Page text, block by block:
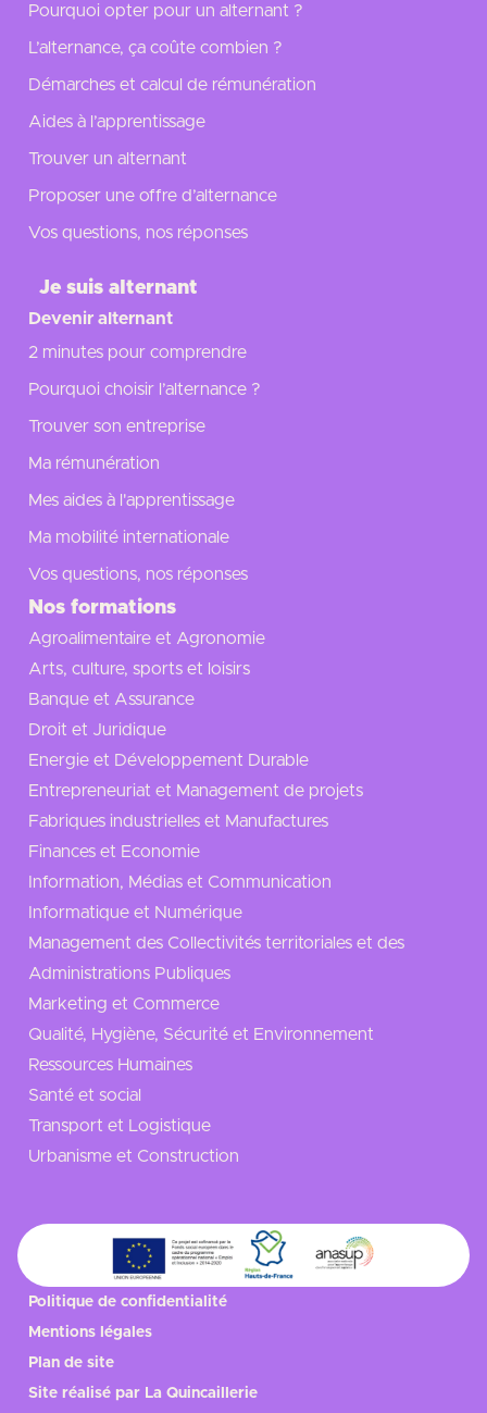
Pourquoi opter pour un alternant ?
L’alternance, ça coûte combien ?
Démarches et calcul de rémunération
Aides à l’apprentissage
Trouver un alternant
Proposer une offre d’alternance
Vos questions, nos réponses
Je suis alternant
Devenir alternant
2 minutes pour comprendre
Pourquoi choisir l’alternance ?
Trouver son entreprise
Ma rémunération
Mes aides à l'apprentissage
Ma mobilité internationale
Vos questions, nos réponses
Nos formations
Agroalimentaire et Agronomie
Arts, culture, sports et loisirs
Banque et Assurance
Droit et Juridique
Energie et Développement Durable
Entrepreneuriat et Management de projets
Fabriques industrielles et Manufactures
Finances et Economie
Information, Médias et Communication
Informatique et Numérique
Management des Collectivités territoriales et des
Administrations Publiques
Marketing et Commerce
Qualité, Hygiène, Sécurité et Environnement
Ressources Humaines
Santé et social
Transport et Logistique
Urbanisme et Construction
Politique de confidentialité
Mentions légales
Plan de site
Site réalisé par La Quincaillerie